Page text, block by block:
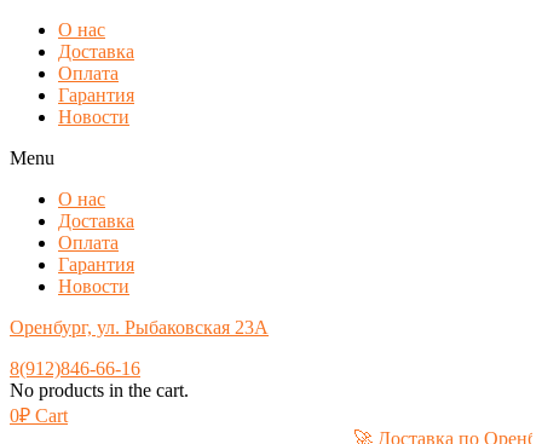
О нас
Доставка
Оплата
Гарантия
Новости
Menu
О нас
Доставка
Оплата
Гарантия
Новости
Оренбург, ул. Рыбаковская 23А
8(912)846-66-16
No products in the cart.
0₽ Cart
🚀 Доставка по